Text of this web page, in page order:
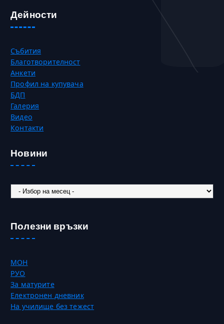
Дейности
Събития
Благотворителност
Анкети
Профил на купувача
БДП
Галерия
Видео
Контакти
Новини
Новини
Полезни връзки
МОН
РУО
За матурите
Електронен дневник
На училище без тежест